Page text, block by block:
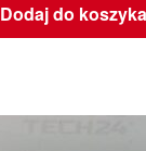
Dodaj do koszyka